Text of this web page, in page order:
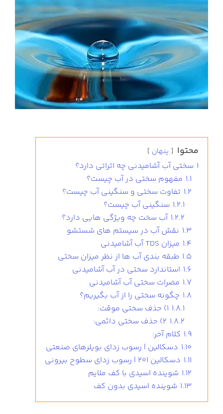
محتوا پنهان
1 سختی آب آشامیدنی چه اثراتی دارد؟
1.1 مفهوم سختی در آب چیست؟
1.2 تفاوت سختی و سنگینی آب چیست؟
1.2.1 سنگینی آب چیست؟
1.2.2 آب سخت چه ویژگی هایی دارد؟
1.3 نقش آب در سیستم های شستشو
1.4 میزان TDS آب آشامیدنی
1.5 طبقه بندی آب ها از نظر میزان سختی
1.6 استاندارد سختی در آب آشامیدنی
1.7 مضرات سختی آب آشامیدنی
1.8 چگونه سختی را از آب بگیریم؟
1.8.1 1) حذف سختی موقت:
1.8.2 2) حذف سختی دائمی:
1.9 کلام آخر:
1.10 دسکالین | رسوب زدای بویلرهای صنعتی
1.11 دسکالین 201 | رسوب زدای سطوح بیرونی
1.12 شوینده اسیدی با کف ملایم
1.13 شوینده اسیدی بدون کف